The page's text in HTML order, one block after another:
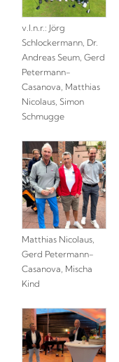
v.l.n.r.: Jörg
Schlockermann, Dr.
Andreas Seum, Gerd
Petermann-
Casanova, Matthias
Nicolaus, Simon
Schmugge
Matthias Nicolaus,
Gerd Petermann-
Casanova, Mischa
Kind